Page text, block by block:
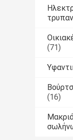
(71)
(16)